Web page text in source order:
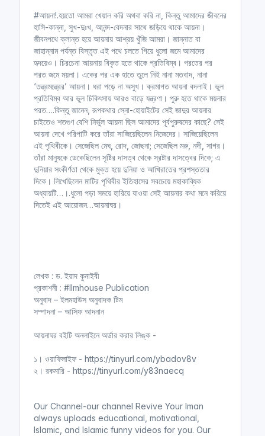
g
s
r
e
e
n
#আয়না!.হয়তো আমরা খেয়াল করি অথবা করি না, কিন্তু আমাদের জীবনের
হাসি-কান্না, সুখ-দুঃখ, আনন্দ-বেদনার সাথে জড়িয়ে থাকে আয়না।
জীবনপথে ক্লান্ত হয়ে আয়নায় আশ্রয় খুঁজি আমরা। জান্নাত বা
জাহান্নাম পর্যন্ত বিস্তৃত এই পথে চলতে গিয়ে ধুলো জমে আমাদের
হৃদয়েও। চিরচেনা আয়নায় বিকৃত হতে থাকে প্রতিবিম্ব। পরতের পর
পরত জমে ময়লা। একের পর এক হাতে তুলে নিই নানা মতবাদ, নানা
‘তন্ত্রমন্ত্রের’ আয়না। ধরা পড়ে না অসুখ। ক্রমাগত আয়না বদলাই। ভুল
প্রতিবিম্ব আর ভুল চিকিৎসায় আরও বাড়ে যন্ত্রণা। পুরু হতে থাকে ময়লার
পরত….কিন্তু জানেন, রূপকথার স্নো-হোয়াইটের সেই জাদুর আয়নার
চাইতেও শতগুণ বেশি নির্ভুল আয়না ছিল আমাদের পূর্বপুরুষদের কাছে? সেই
আয়না দেখে পরিপাটি করে তাঁরা সাজিয়েছিলেন নিজেদের। সাজিয়েছিলেন
এই পৃথিবীকে। সেজেছিল মেঘ, রোদ, জোছনা; সেজেছিল মরু, নদী, সাগর।
তাঁরা মানুষকে ডেকেছিলেন সৃষ্টির দাসত্ব থেকে স্রষ্টার দাসত্বের দিকে; এ
দুনিয়ার সংকীর্ণতা থেকে মুক্ত হয়ে দুনিয়া ও আখিরাতের প্রশস্ততার
দিকে। লিখেছিলেন মাটির পৃথিবীর ইতিহাসের সবচেয়ে মহাকাব্যিক
অধ্যায়টি…।.ধুলো পড়া সময়ে হারিয়ে যাওয়া সেই আয়নার কথা মনে করিয়ে
দিতেই এই আয়োজন…আয়নাঘর।
লেখক : ড. ইয়াদ কুনাইবী
প্রকাশনী : #Ilmhouse Publication
অনুবাদ – ইলমহাউস অনুবাদক টিম
সম্পাদনা – আসিফ আদনান
আয়নাঘর বইটি অনলাইনে অর্ডার করার লিঙ্ক -
১। ওয়াফিলাইফ - https://tinyurl.com/ybadov8v
২। রকমারি - https://tinyurl.com/y83naecq
Our Channel-our channel Revive Your Iman
always uploads educational, motivational,
Islamic, and Islamic funny videos for you. Our